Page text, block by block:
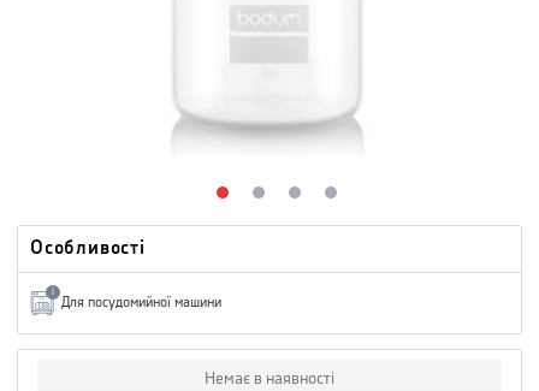
Особливості
i
Для посудомийної машини
Немає в наявності